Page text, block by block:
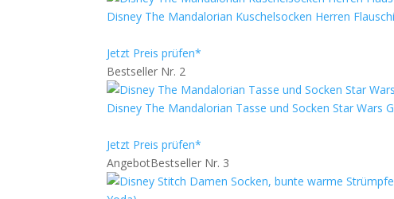
Disney The Mandalorian Kuschelsocken Herren
Jetzt Preis prüfen*
Bestseller Nr. 2
Disney The Mandalorian Tasse und Socken Star Wars
Jetzt Preis prüfen*
AngebotBestseller Nr. 3